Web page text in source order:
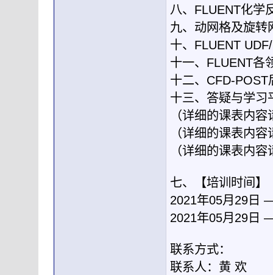
八、FLUENT化学
九、动网格及旋转
十、FLUENT
十一、FLUENT各
十二、CFD-
十三、答疑与学习
（详细的课表内
（详细的课表内
（详细的课表内
七、【培训时间】
2021年05月29日
2021年05月29日
联系方式：
联系人：黄 欢